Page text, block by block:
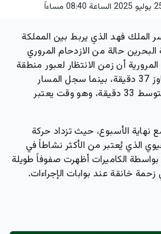
08:40 مساءاً
فهد الذي يربط بين المملكة
حالة من الازدحام المروري
أن زمن الانتظار لعبور منطقة
الإجراءات إلى البحرين تجاوز 37 دقيقة، بينما سجل المسار
العكسي نحو السعودية متوسط 33 دقيقة، وهو وقت يعتبر
نهاية الأسبوع، حيث تزداد حركة
الذي يُعتبر من الأكثر نشاطاً في
بواسطة الكاميرات أظهرت صفوفاً طويلة
خانقة عند بوابات الإجراءات.